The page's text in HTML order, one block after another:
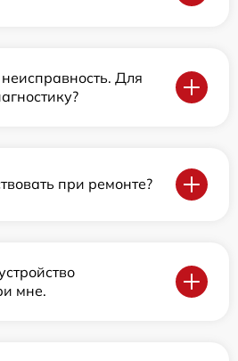
Для
при ремонте?
мне.